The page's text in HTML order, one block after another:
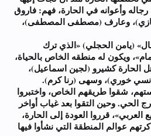
وأعوانه في الحارة، فهم: فاروق
وعارف (مصطفى المصطفى)،
(يامن الحجلي) «الذي ترك
ويكون له منطقه الخاص بالحياة،
الحارة كشيرو (لجين اسماعيل)،
خوري)، وسهى (رنا كرم).
شقوا طريقهم الخاص، واختبروا
الحي. وحين التقوا بعد غياب أواخر
العربي»، قرروا العودة إلى الحارة،
عوالم المنطقة التي نشأوا فيها